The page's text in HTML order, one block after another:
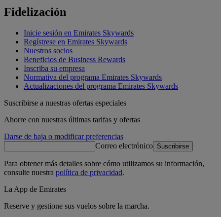
Fidelización
Inicie sesión en Emirates Skywards
Regístrese en Emirates Skywards
Nuestros socios
Beneficios de Business Rewards
Inscriba su empresa
Normativa del programa Emirates Skywards
Actualizaciones del programa Emirates Skywards
Suscribirse a nuestras ofertas especiales
Ahorre con nuestras últimas tarifas y ofertas
Darse de baja o modificar preferencias
Correo electrónico Suscribirse
Para obtener más detalles sobre cómo utilizamos su información,
consulte nuestra política de privacidad.
La App de Emirates
Reserve y gestione sus vuelos sobre la marcha.